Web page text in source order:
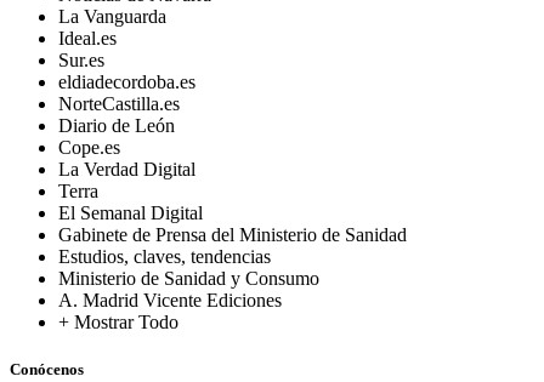
La Vanguarda
Ideal.es
Sur.es
eldiadecordoba.es
NorteCastilla.es
Diario de León
Cope.es
La Verdad Digital
Terra
El Semanal Digital
Gabinete de Prensa del Ministerio de Sanidad
Estudios, claves, tendencias
Ministerio de Sanidad y Consumo
A. Madrid Vicente Ediciones
+ Mostrar Todo
Conócenos